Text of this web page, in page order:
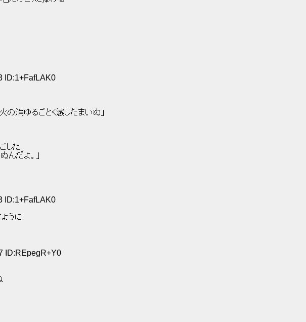
ID:1+FafLAK0
消ゆるごとく滅したまいぬ」
した
んだよ。｣
ID:1+FafLAK0
うに
ID:REpegR+Y0